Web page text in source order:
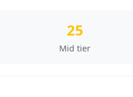
25
Mid tier